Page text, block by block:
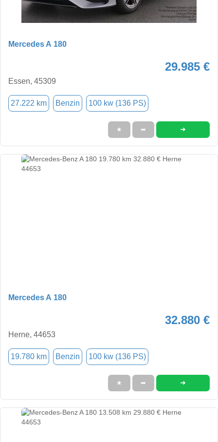
Mercedes A 180
29.985 €
Essen, 45309
27.222 km Benzin 100 kw (136 PS)
★ ➦ ➜
Mercedes A 180
32.880 €
Herne, 44653
19.780 km Benzin 100 kw (136 PS)
★ ➦ ➜